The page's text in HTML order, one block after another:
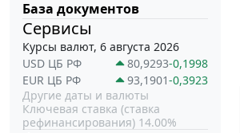
База документов
Сервисы
Курсы валют, 6 августа 2026
USD ЦБ РФ
80,9293-0,1998
EUR ЦБ РФ
93,1901-0,3923
Другие даты и валюты
Ключевая ставка (ставка
рефинансирования) 14.00%